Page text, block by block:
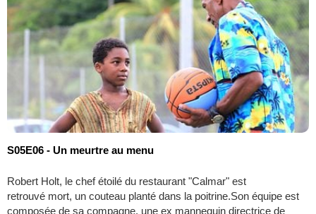
S05E06 - Un meurtre au menu
Robert Holt, le chef étoilé du restaurant "Calmar" est
retrouvé mort, un couteau planté dans la poitrine.Son équipe est
composée de sa compagne, une ex mannequin directrice de